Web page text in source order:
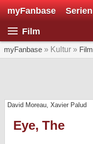
myFanbase Serien
Film
myFanbase » Kultur » Film
David Moreau, Xavier Palud
Eye, The